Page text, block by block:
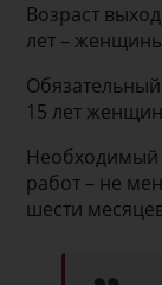
Возраст
лет –
15 лет
Необходимый
работ – не
шести